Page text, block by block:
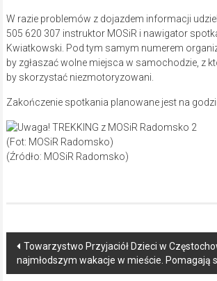
W razie problemów z dojazdem informacji
505 620 307 instruktor MOSiR i nawigator
Kwiatkowski. Pod tym samym numerem
by zgłaszać wolne miejsca w samochodzie, z
by skorzystać niezmotoryzowani.
Zakończenie spotkania planowane jest na
(Fot: MOSiR Radomsko)
(Źródło: MOSiR Radomsko)
Post
navigation
Towarzystwo Przyjaciół Dzieci w
najmłodszym wakacje w mieście. Pomagają